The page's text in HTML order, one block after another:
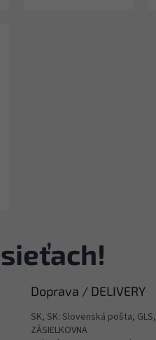
Doprava / DELIVERY
SK, SK: Slovenská pošta, GLS,
ZÁSIELKOVNA